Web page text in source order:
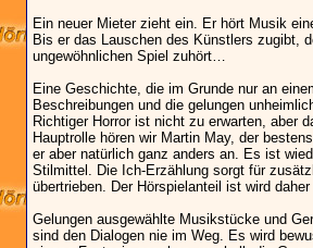
Ein neuer Mieter zieht ein. Er hört Musik
Bis er das Lauschen des Künstlers zugibt,
ungewöhnlichen Spiel zuhört…
Eine Geschichte, die im Grunde nur an
Beschreibungen und die gelungen
Richtiger Horror ist nicht zu erwarten, aber
Hauptrolle hören wir Martin May, der
er aber natürlich ganz anders an. Es ist
Stilmittel. Die Ich-Erzählung sorgt für
übertrieben. Der Hörspielanteil ist wird
Gelungen ausgewählte Musikstücke und
sind den Dialogen nie im Weg. Es wird